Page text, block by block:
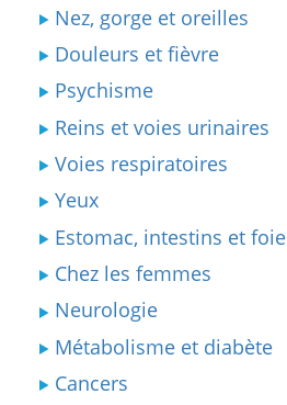
Nez, gorge et oreilles
Douleurs et fièvre
Psychisme
Reins et voies urinaires
Voies respiratoires
Yeux
Estomac, intestins et foie
Chez les femmes
Neurologie
Métabolisme et diabète
Cancers